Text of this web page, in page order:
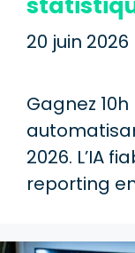
20 juin 2026
Gagnez
2026. L’IA
reporting